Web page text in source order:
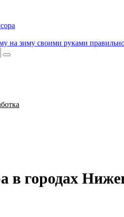
на зиму своими руками
в городах